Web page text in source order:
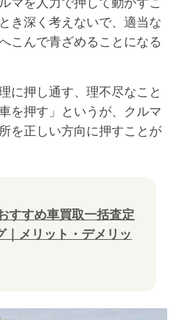
マを人力で押して動かすこ
き深く考えないで、適当な
こんで青ざめることになる
に押し通す、理不尽なこと
を押す」というが、クルマ
を正しい方向に押すことが
すすめ車買取一括査定
｜メリット・デメリッ